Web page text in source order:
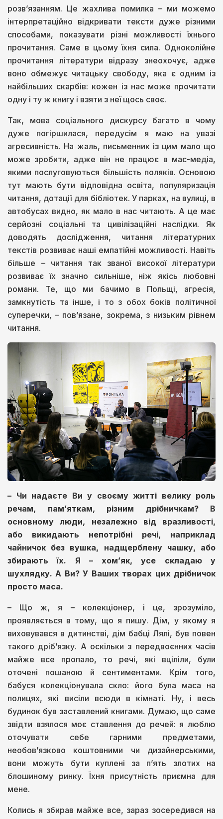
розв’язанням. Це жахлива помилка – ми можемо
інтерпретаційно відкривати тексти дуже різними
способами, показувати різні можливості їхнього
прочитання. Саме в цьому їхня сила. Одноколійне
прочитання літератури відразу знеохочує, адже
воно обмежує читацьку свободу, яка є одним із
найбільших скарбів: кожен із нас може прочитати
одну і ту ж книгу і взяти з неї щось своє.
Так, мова соціального дискурсу багато в чому
дуже погіршилася, передусім я маю на увазі
агресивність. На жаль, письменник із цим мало що
може зробити, адже він не працює в мас-медіа,
якими послуговуються більшість поляків. Основою
тут мають бути відповідна освіта, популяризація
читання, дотації для бібліотек. У парках, на вулиці, в
автобусах видно, як мало в нас читають. А це має
серйозні соціальні та цивілізаційні наслідки. Як
доводять дослідження, читання літературних
текстів розвиває наші емпатійні можливості. Навіть
більше – читання так званої високої літератури
розвиває їх значно сильніше, ніж якісь любовні
романи. Те, що ми бачимо в Польщі, агресія,
замкнутість та інше, і то з обох боків політичної
суперечки, – пов’язане, зокрема, з низьким рівнем
читання.
– Чи надаєте Ви у своєму житті велику роль
речам, пам’яткам, різним дрібничкам? В
основному люди, незалежно від вразливості,
або викидають непотрібні речі, наприклад
чайничок без вушка, надщерблену чашку, або
збирають їх. Я – хом’як, усе складаю у
шухлядку. А Ви? У Ваших творах цих дрібничок
просто маса.
– Що ж, я – колекціонер, і це, зрозуміло,
проявляється в тому, що я пишу. Дім, у якому я
виховувався в дитинстві, дім бабці Лялі, був повен
такого дріб’язку. А оскільки з передвоєнних часів
майже все пропало, то речі, які вціліли, були
оточені пошаною й сентиментами. Крім того,
бабуся колекціонувала скло: його була маса на
полицях, які висіли всюди в кімнаті. Ну, і весь
будинок був заставлений книгами. Думаю, що саме
звідти взялося моє ставлення до речей: я люблю
оточувати себе гарними предметами,
необов’язково коштовними чи дизайнерськими,
вони можуть бути куплені за п’ять злотих на
блошиному ринку. Їхня присутність приємна для
мене.
Колись я збирав майже все, зараз зосередився на